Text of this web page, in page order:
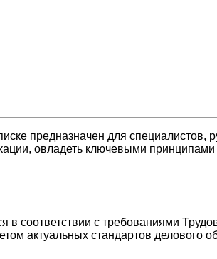
предназначен для специалистов,
овладеть ключевыми
соответствии с требованиями
актуальных стандартов делового